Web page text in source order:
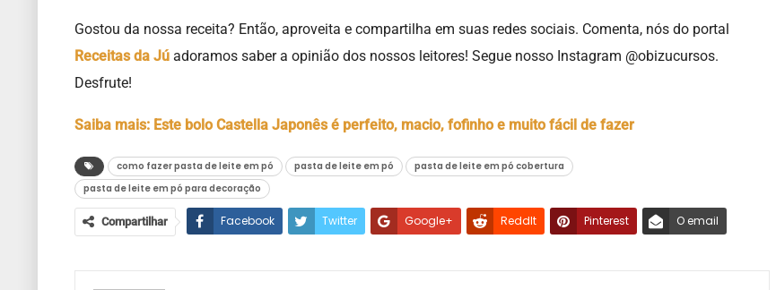
Gostou da nossa receita? Então, aproveita e compartilha em suas redes sociais. Comenta, nós do portal
Receitas da Júadoramos saber a opinião dos nossos leitores! Segue nosso Instagram @obizucursos.
Desfrute!
Saiba mais: Este bolo Castella Japonês é perfeito, macio, fofinho e muito fácil de fazer
como fazer pasta de leite em pó pasta de leite em pó
pasta de leite em pó cobertura
pasta de leite em pó para decoração
Compartilhar Facebook Twitter Google+ ReddIt Pinterest O email